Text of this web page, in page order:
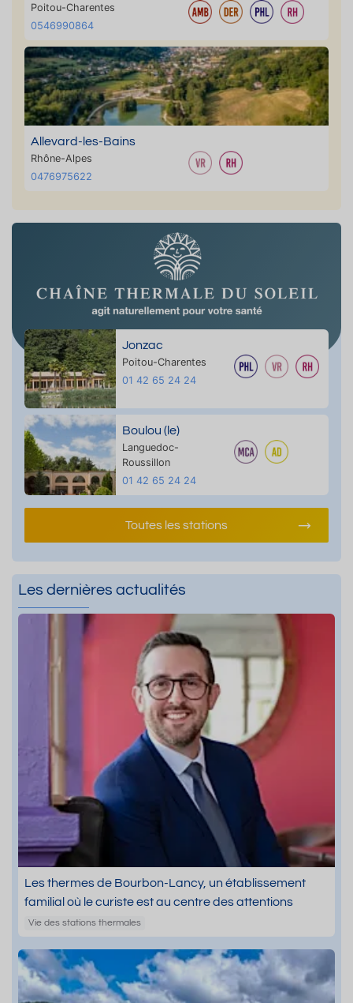
Poitou-Charentes
0546990864
Allevard-les-Bains
Rhône-Alpes
0476975622
Jonzac
Poitou-Charentes
01 42 65 24 24
Boulou (le)
Languedoc-
Roussillon
01 42 65 24 24
Toutes les stations
Les dernières actualités
Les thermes de Bourbon-Lancy, un établissement
familial où le curiste est au centre des attentions
Vie des stations thermales